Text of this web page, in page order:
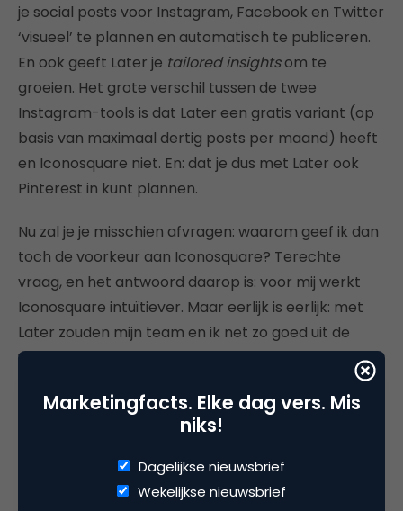
je social posts voor Instagram, Facebook en Twitter
‘visueel’ te plannen en automatisch te publiceren.
En ook geeft Later je tailored insightsom te
groeien. Het grote verschil tussen de twee
Instagram-tools is dat Later een gratis variant (op
basis van maximaal dertig posts per maand) heeft
en Iconosquare niet. En: dat je dus met Later ook
Pinterest in kunt plannen.
Nu zal je je misschien afvragen: waarom geef ik dan
toch de voorkeur aan Iconosquare? Terechte
vraag, en het antwoord daarop is: voor mij werkt
Iconosquare intuïtiever. Maar eerlijk is eerlijk: met
Later zouden mijn team en ik net zo goed uit de
voeten kunnen. Mijn tip zou dan ook zijn om allebei
deze tools een kans te geven en te kijken welke het
makkelijkst voor jou werkt.
Marketingfacts. Elke dag vers. Mis
niks!
Dagelijkse nieuwsbrief
Wekelijkse nieuwsbrief